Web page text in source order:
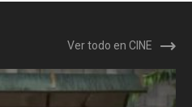
Ver todo en CINE